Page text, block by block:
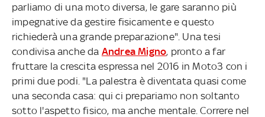
parliamo di una moto diversa, le gare saranno più
impegnative da gestire fisicamente e questo
richiederà una grande preparazione". Una tesi
condivisa anche da Andrea Migno, pronto a far
fruttare la crescita espressa nel 2016 in Moto3 con i
primi due podi. "La palestra è diventata quasi come
una seconda casa: qui ci prepariamo non soltanto
sotto l'aspetto fisico, ma anche mentale. Correre nel